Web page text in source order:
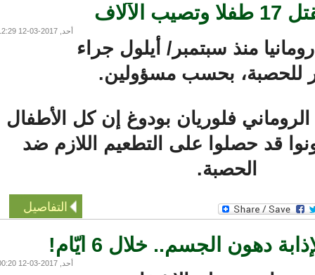
رومانيا منذ سبتمبر/ أيلول جراء
للحصبة، بحسب مسؤولين.
فلوريان بودوغ إن كل الأطفال
قد حصلوا على التطعيم اللازم ضد
الحصبة.
التفاصيل
الجسم.. خلال 6 أيّام!